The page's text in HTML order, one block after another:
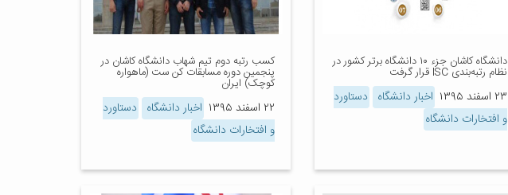
دانشگاه کاشان جزء ۱۰ دانشگاه برتر کشور در
نظام رتبه‌بندی ISC قرار گرفت
۲۳ اسفند ۱۳۹۵ اخبار دانشگاه دستاورد
و افتخارات دانشگاه
کسب رتبه دوم تیم شهاب دانشگاه کاشان در
پنجمین دوره مسابقات کن ست (ماهواره
کوچک) ایران
۲۲ اسفند ۱۳۹۵ اخبار دانشگاه دستاورد
و افتخارات دانشگاه